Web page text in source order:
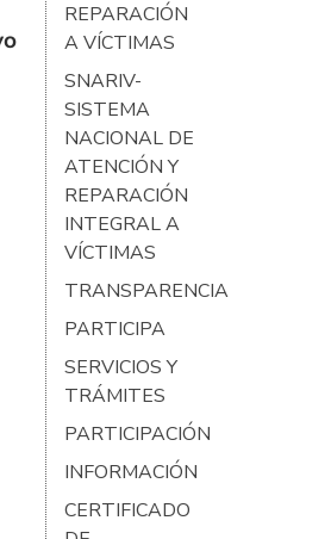
REPARACIÓN
A VÍCTIMAS
SNARIV-
SISTEMA
NACIONAL DE
ATENCIÓN Y
REPARACIÓN
INTEGRAL A
VÍCTIMAS
TRANSPARENCIA
PARTICIPA
SERVICIOS Y
TRÁMITES
PARTICIPACIÓN
INFORMACIÓN
CERTIFICADO